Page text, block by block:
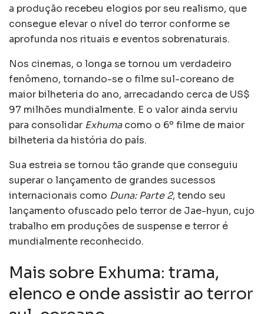
a produção recebeu elogios por seu realismo, que
consegue elevar o nível do terror conforme se
aprofunda nos rituais e eventos sobrenaturais.
Nos cinemas, o longa se tornou um verdadeiro
fenômeno, tornando-se o filme sul-coreano de
maior bilheteria do ano, arrecadando cerca de US$
97 milhões mundialmente. E o valor ainda serviu
para consolidar Exhumacomo o 6º filme de maior
bilheteria da história do país.
Sua estreia se tornou tão grande que conseguiu
superar o lançamento de grandes sucessos
internacionais como Duna: Parte 2, tendo seu
lançamento ofuscado pelo terror de Jae-hyun, cujo
trabalho em produções de suspense e terror é
mundialmente reconhecido.
Mais sobre Exhuma: trama,
elenco e onde assistir ao terror